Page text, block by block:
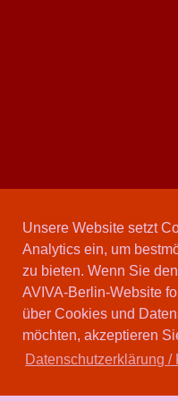
Unsere Website setzt
Analytics ein, um
zu bieten. Wenn Sie
AVIVA-Berlin-Website
über Cookies und
möchten, akzeptieren
Datenschutzerklärung /